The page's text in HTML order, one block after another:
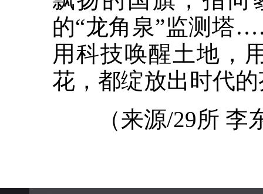
的“龙角泉”监测塔
用科技唤醒土地，
花，都绽放出时代
（来源/29所 李